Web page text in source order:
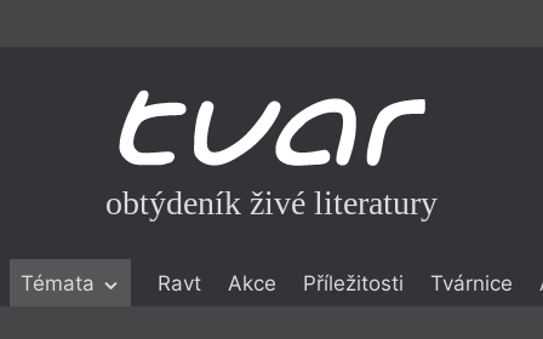
obtýdeník živé literatury
Témata Ravt Akce Příležitosti Tvárnice